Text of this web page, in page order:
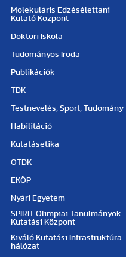
Molekuláris Edzésélettani
Kutató Központ
Doktori Iskola
Tudományos Iroda
Publikációk
TDK
Testnevelés, Sport, Tudomány
Habilitáció
Kutatásetika
OTDK
EKÖP
Nyári Egyetem
SPIRIT Olimpiai Tanulmányok
Kutatási Központ
Kiváló Kutatási Infrastruktúra-
hálózat